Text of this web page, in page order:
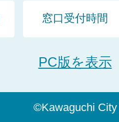
窓口受付時間
PC版を表示
©Kawaguchi City